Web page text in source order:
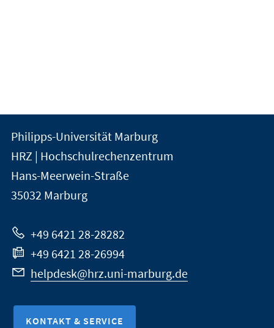
Kontakt
und
Informationen
zur
Website
der
Universität
Marburg
Philipps-Universität Marburg
HRZ | Hochschulrechenzentrum
Hans-Meerwein-Straße
35032 Marburg
+49 6421 28-28282
+49 6421 28-26994
helpdesk@hrz.uni-marburg.de
KONTAKT & SERVICE